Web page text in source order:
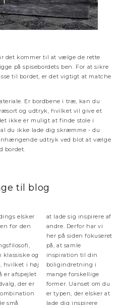
det kommer til at vælge de rette
på spisebordets ben. For at sikre
til bordet, er det vigtigt at matche
Er bordbene i træ, kan du
og udtryk, hvilket vil give et
ikke er muligt at finde stole i
du ikke lade dig skræmme - du
udtryk ved blot at vælge
bordet.
til blog
elsker
for den
klassiske og
hvilket i høj
er afspejlet
der er
små
at lade sig inspirere af
andre. Derfor har vi
her på siden fokuseret
på, at samle
inspiration til din
boligindretning i
mange forskellige
former. Uanset om du
er typen, der elsker at
lade dig inspirere